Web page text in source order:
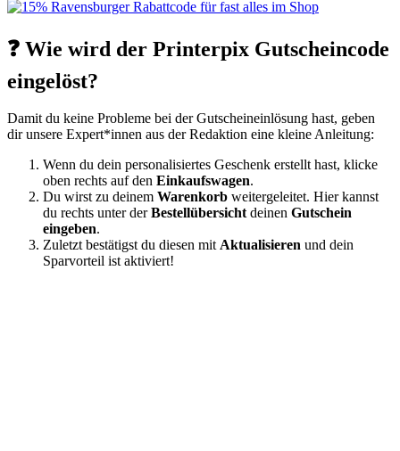
❓ Wie wird der Printerpix Gutscheincode
eingelöst?
Damit du keine Probleme bei der Gutscheineinlösung hast, geben
dir unsere Expert*innen aus der Redaktion eine kleine Anleitung:
Wenn du dein personalisiertes Geschenk erstellt hast, klicke
oben rechts auf den Einkaufswagen.
Du wirst zu deinem Warenkorb weitergeleitet. Hier kannst
du rechts unter derBestellübersichtdeinen Gutschein
eingeben.
Zuletzt bestätigst du diesen mitAktualisieren und dein
Sparvorteil ist aktiviert!